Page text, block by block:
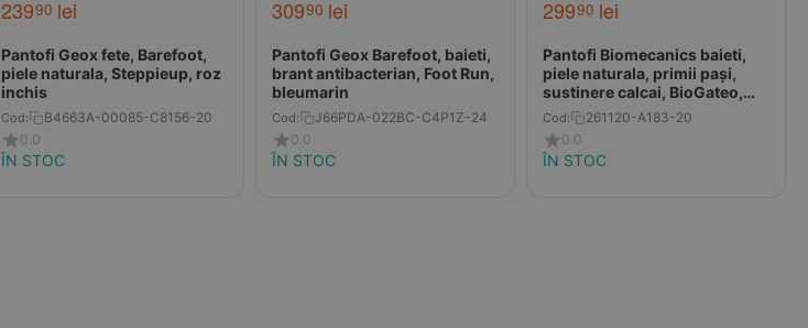
23990 lei
Pantofi Geox fete, Barefoot,
piele naturala, Steppieup, roz
inchis
Cod:
B4663A-00085-C8156-20
0.0
ÎN STOC
30990 lei
Pantofi Geox Barefoot, baieti,
brant antibacterian, Foot Run,
bleumarin
Cod:
J66PDA-022BC-C4P1Z-24
0.0
ÎN STOC
29990 lei
Pantofi Biomecanics baieti,
piele naturala, primii pași,
sustinere calcai, BioGateo,
bleumarin
Cod:
261120-A183-20
0.0
ÎN STOC